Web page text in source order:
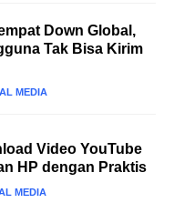
Down Global,
Tak Bisa Kirim
MEDIA
Video YouTube
HP dengan Praktis
MEDIA